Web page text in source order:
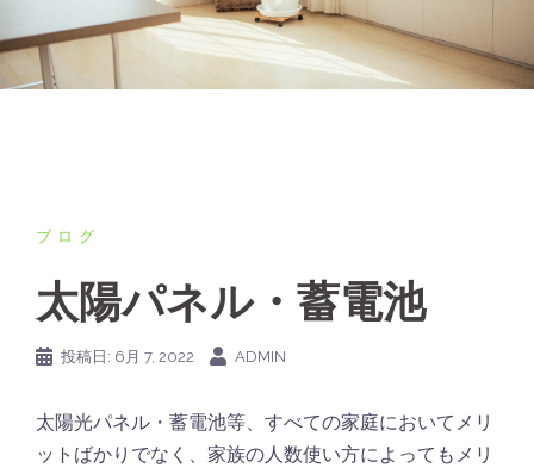
ブログ
太陽パネル・蓄電池
投稿日: 6月 7, 2022 ADMIN
太陽光パネル・蓄電池等、すべての家庭においてメリ
ットばかりでなく、家族の人数使い方によってもメリ